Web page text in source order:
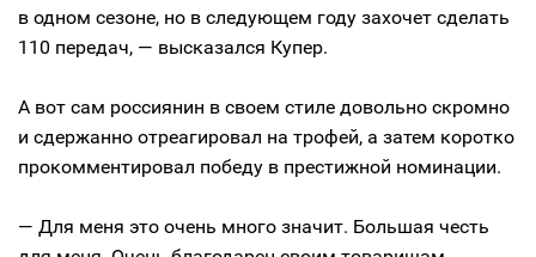
в одном сезоне, но в следующем году захочет сделать
110 передач, — высказался Купер.
А вот сам россиянин в своем стиле довольно скромно
и сдержанно отреагировал на трофей, а затем коротко
прокомментировал победу в престижной номинации.
— Для меня это очень много значит. Большая честь